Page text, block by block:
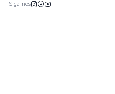
Siga-nos